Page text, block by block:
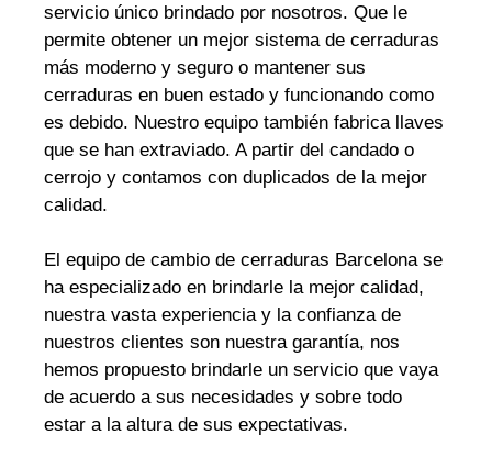
servicio único brindado por nosotros. Que le
permite obtener un mejor sistema de cerraduras
más moderno y seguro o mantener sus
cerraduras en buen estado y funcionando como
es debido. Nuestro equipo también fabrica llaves
que se han extraviado. A partir del candado o
cerrojo y contamos con duplicados de la mejor
calidad.
El equipo de cambio de cerraduras Barcelona se
ha especializado en brindarle la mejor calidad,
nuestra vasta experiencia y la confianza de
nuestros clientes son nuestra garantía, nos
hemos propuesto brindarle un servicio que vaya
de acuerdo a sus necesidades y sobre todo
estar a la altura de sus expectativas.